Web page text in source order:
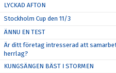
LYCKAD AFTON
Stockholm Cup den 11/3
ÄNNU EN TEST
Är ditt företag intresserad att
herrlag?
KUNGSÄNGEN BÄST I STORMEN